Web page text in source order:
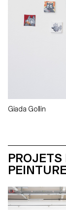
Giada Gollin
PROJETS
PEINTURE